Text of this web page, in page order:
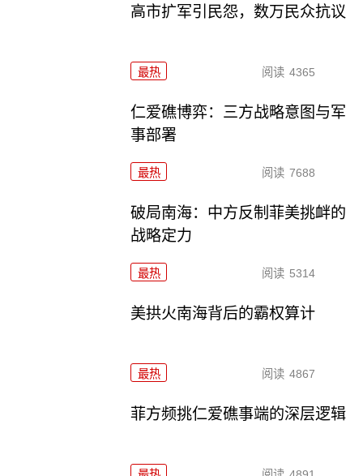
高市扩军引民怨，数万民众抗议
最热 阅读 4365
仁爱礁博弈：三方战略意图与军
事部署
最热 阅读 7688
破局南海：中方反制菲美挑衅的
战略定力
最热 阅读 5314
美拱火南海背后的霸权算计
最热 阅读 4867
菲方频挑仁爱礁事端的深层逻辑